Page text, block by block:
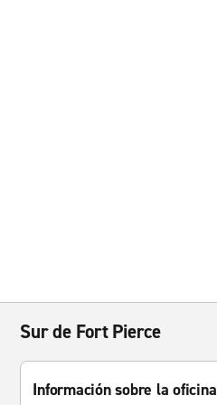
Sur de Fort Pierce
Información sobre la oficina